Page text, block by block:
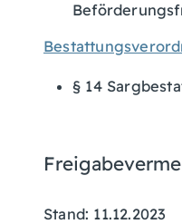
§ 14
Stand: 11.12.2023